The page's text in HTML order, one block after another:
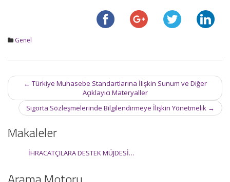
Genel
Post
navigation
← Türkiye Muhasebe Standartlarına İlişkin Sunum ve Diğer
Açıklayıcı Materyaller
Sigorta Sözleşmelerinde Bilgilendirmeye İlişkin Yönetmelik →
Makaleler
İHRACATÇILARA DESTEK MÜJDESİ…